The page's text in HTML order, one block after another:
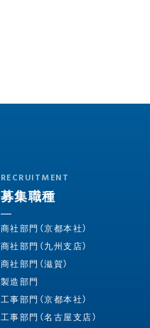
RECRUITMENT
募集職種
商社部門（京都本社）
商社部門（九州支店）
商社部門（滋賀）
製造部門
工事部門（京都本社）
工事部門（名古屋支店）